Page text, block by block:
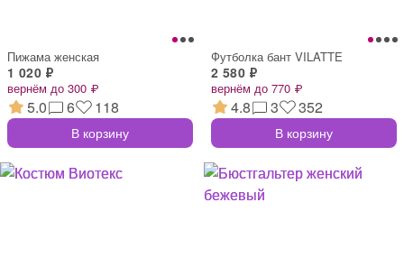
Пижама женская
1 020 ₽
вернём до 300 ₽
5.0 6 118
В корзину
Футболка бант VILATTE
2 580 ₽
вернём до 770 ₽
4.8 3 352
В корзину